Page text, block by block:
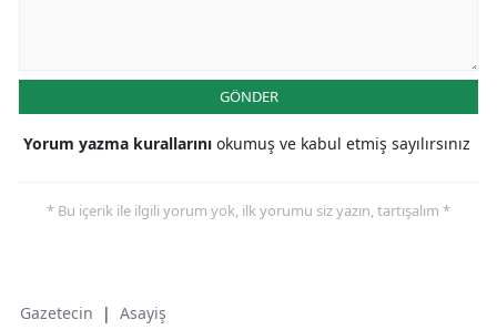
GÖNDER
Yorum yazma kurallarını okumuş ve kabul etmiş sayılırsınız
* Bu içerik ile ilgili yorum yok, ilk yorumu siz yazın, tartışalım *
Gazetecin | Asayiş